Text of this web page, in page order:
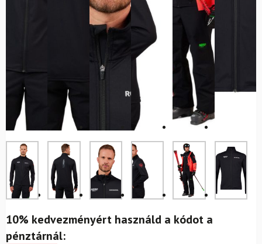
10% kedvezményért használd a kódot a
pénztárnál: